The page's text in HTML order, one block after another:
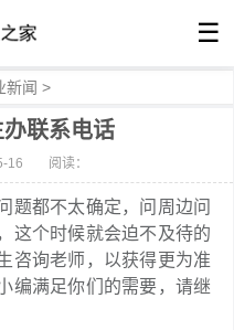
☰
新闻 >
联系电话
16 阅读：
题都不太确定，问周边问
这个时候就会迫不及待的
咨询老师，以获得更为准
编满足你们的需要，请继